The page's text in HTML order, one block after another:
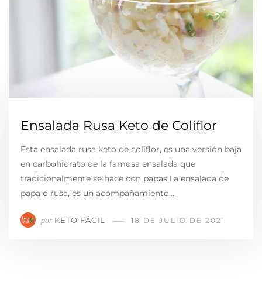
Ensalada Rusa Keto de Coliflor
Esta ensalada rusa keto de coliflor, es una versión baja
en carbohidrato de la famosa ensalada que
tradicionalmente se hace con papas.La ensalada de
papa o rusa, es un acompañamiento…
por KETO FÁCIL 18 DE JULIO DE 2021